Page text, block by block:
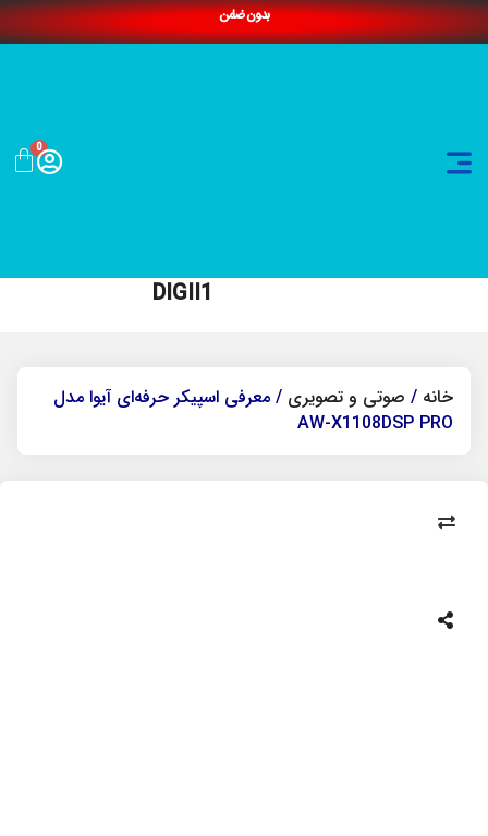
بدون ضامن
0
DIGII1
خانه / صوتی و تصویری / معرفی اسپیکر حرفه‌ای آیوا مدل
AW-X1108DSP PRO